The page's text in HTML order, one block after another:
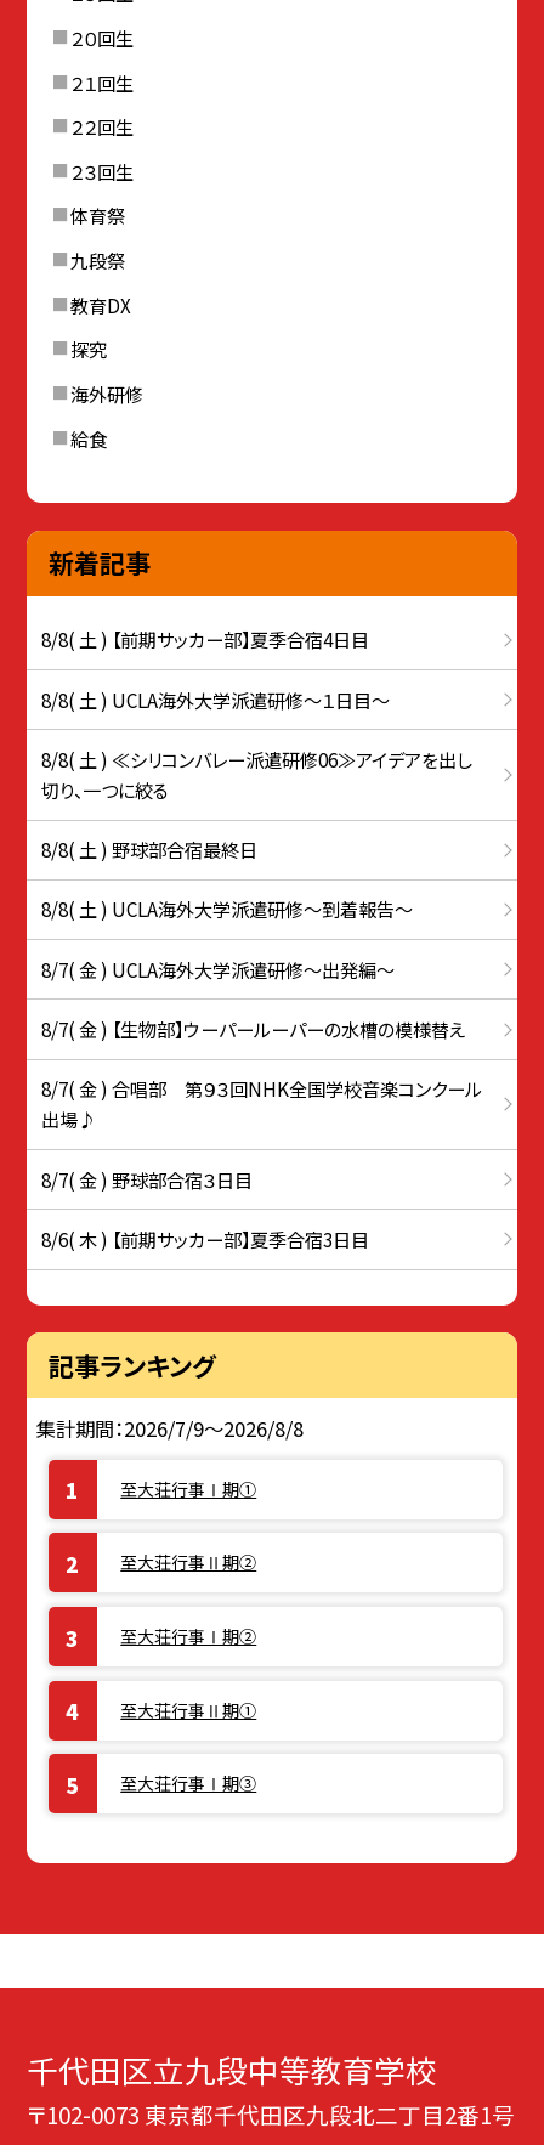
２０回生
２１回生
２２回生
２３回生
体育祭
九段祭
教育DX
探究
海外研修
給食
新着記事
8/8( 土 ) 【前期サッカー部】夏季合宿4日目
8/8( 土 ) UCLA海外大学派遣研修〜１日目〜
8/8( 土 ) ≪シリコンバレー派遣研修06≫アイデアを出し
切り、一つに絞る
8/8( 土 ) 野球部合宿最終日
8/8( 土 ) UCLA海外大学派遣研修〜到着報告〜
8/7( 金 ) UCLA海外大学派遣研修〜出発編〜
8/7( 金 ) 【生物部】ウーパールーパーの水槽の模様替え
8/7( 金 ) 合唱部 第９３回NHK全国学校音楽コンクール
出場♪
8/7( 金 ) 野球部合宿３日目
8/6( 木 ) 【前期サッカー部】夏季合宿3日目
記事ランキング
集計期間：2026/7/9～2026/8/8
至大荘行事Ⅰ期①
至大荘行事Ⅱ期②
至大荘行事Ⅰ期②
至大荘行事Ⅱ期①
至大荘行事Ⅰ期③
千代田区立九段中等教育学校
〒102-0073 東京都千代田区九段北二丁目2番1号